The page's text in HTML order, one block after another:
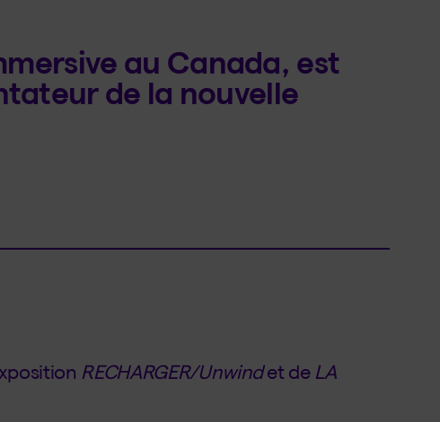
au Canada, est
de la nouvelle
RECHARGER/Unwindet de LA